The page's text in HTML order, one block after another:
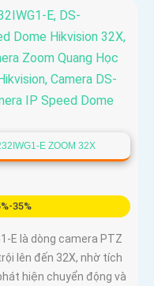
E ZOOM 32X
35%
E là dòng camera PTZ
lên đến 32X, nhờ tích
hiện chuyển động và